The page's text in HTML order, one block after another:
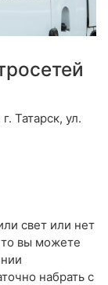
Татарск, ул.
свет или нет
то вы можете
набрать с